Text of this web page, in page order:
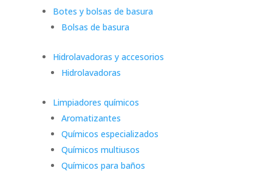
Botes y bolsas de basura
Bolsas de basura
Hidrolavadoras y accesorios
Hidrolavadoras
Limpiadores químicos
Aromatizantes
Químicos especializados
Químicos multiusos
Químicos para baños